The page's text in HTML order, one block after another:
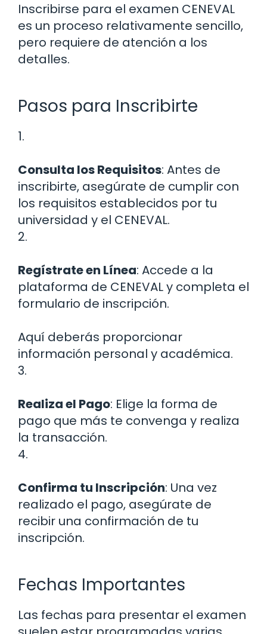
Inscribirse para el examen CENEVAL
es un proceso relativamente sencillo,
pero requiere de atención a los
detalles.
Pasos para Inscribirte
1.
Consulta los Requisitos: Antes de
inscribirte, asegúrate de cumplir con
los requisitos establecidos por tu
universidad y el CENEVAL.
2.
Regístrate en Línea: Accede a la
plataforma de CENEVAL y completa el
formulario de inscripción.
Aquí deberás proporcionar
información personal y académica.
3.
Realiza el Pago: Elige la forma de
pago que más te convenga y realiza
la transacción.
4.
Confirma tu Inscripción: Una vez
realizado el pago, asegúrate de
recibir una confirmación de tu
inscripción.
Fechas Importantes
Las fechas para presentar el examen